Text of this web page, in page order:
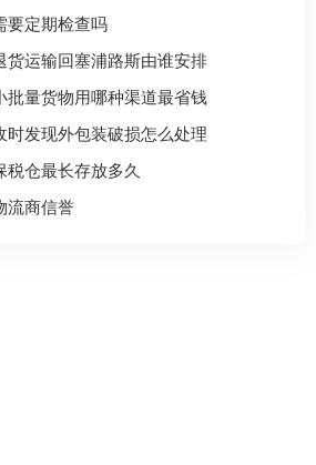
要定期检查吗
货运输回塞浦路斯由谁安排
批量货物用哪种渠道最省钱
时发现外包装破损怎么处理
税仓最长存放多久
流商信誉